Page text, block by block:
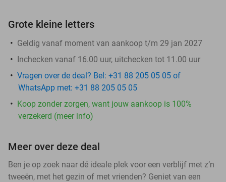
Grote kleine letters
Geldig vanaf moment van aankoop t/m 29 jan 2027
Inchecken vanaf 16.00 uur, uitchecken tot 11.00 uur
Vragen over de deal? Bel: +31 88 205 05 05 of
WhatsApp met: +31 88 205 05 05
Koop zonder zorgen, want jouw aankoop is 100%
verzekerd (meer info)
Meer over deze deal
Ben je op zoek naar dé ideale plek voor een verblijf met z’n
tweeën, met het gezin of met vrienden? Geniet van een